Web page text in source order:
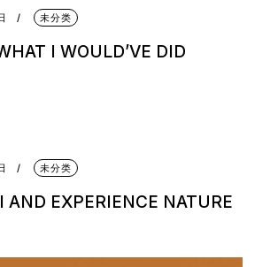
未分类
I WOULD’VE DID
未分类
AND EXPERIENCE NATURE